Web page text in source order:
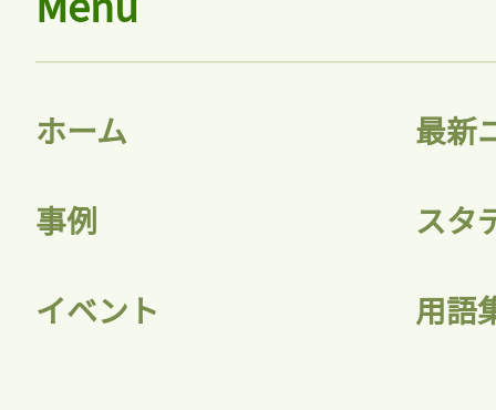
ホーム 最新
事例 スタ
イベント 用語